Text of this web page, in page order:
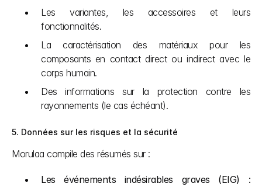
Les variantes, les accessoires et leurs
fonctionnalités.
La caractérisation des matériaux pour les
composants en contact direct ou indirect avec le
corps humain.
Des informations sur la protection contre les
rayonnements (le cas échéant).
5. Données sur les risques et la sécurité
Morulaa compile des résumés sur :
Les événements indésirables graves (EIG) :